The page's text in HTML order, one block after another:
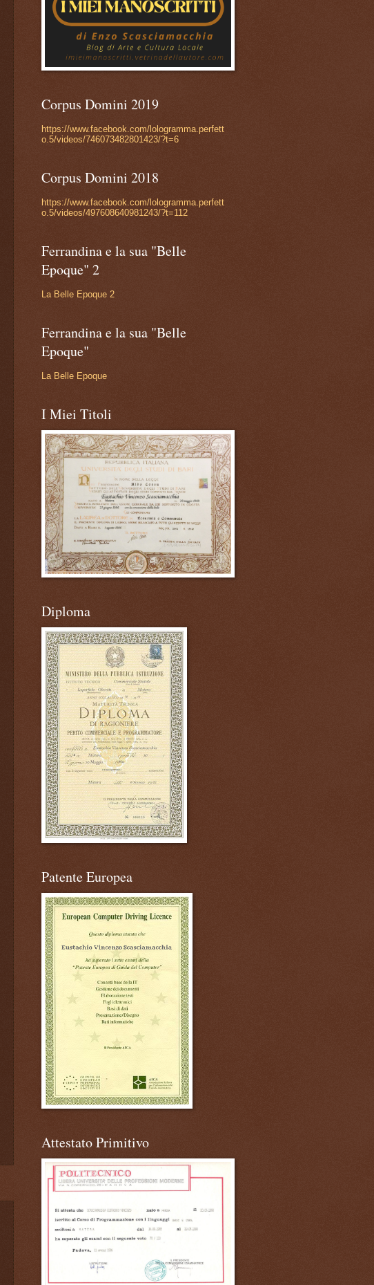
Corpus Domini 2019
https://www.facebook.com/lologramma.perfett
o.5/videos/746073482801423/?t=6
Corpus Domini 2018
https://www.facebook.com/lologramma.perfett
o.5/videos/497608640981243/?t=112
Ferrandina e la sua "Belle
Epoque" 2
La Belle Epoque 2
Ferrandina e la sua "Belle
Epoque"
La Belle Epoque
I Miei Titoli
Diploma
Patente Europea
Attestato Primitivo